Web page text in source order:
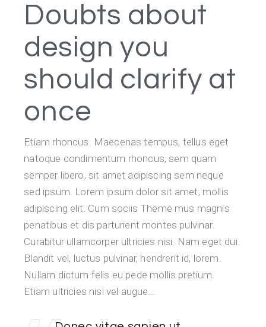
Doubts about
design you
should clarify at
once
Etiam rhoncus. Maecenas tempus, tellus eget
natoque condimentum rhoncus, sem quam
semper libero, sit amet adipiscing sem neque
sed ipsum. Lorem ipsum dolor sit amet, mollis
adipiscing elit. Cum sociis Theme mus magnis
penatibus et dis parturient montes pulvinar.
Curabitur ullamcorper ultricies nisi. Nam eget dui.
Blandit vel, luctus pulvinar, hendrerit id, lorem.
Nullam dictum felis eu pede mollis pretium.
Etiam ultricies nisi vel augue…